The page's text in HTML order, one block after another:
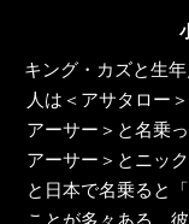
キング・カズと生
人は＜アサタロー
アーサー＞と名乗
アーサー＞とニッ
と日本で名乗ると
ことが多々ある。